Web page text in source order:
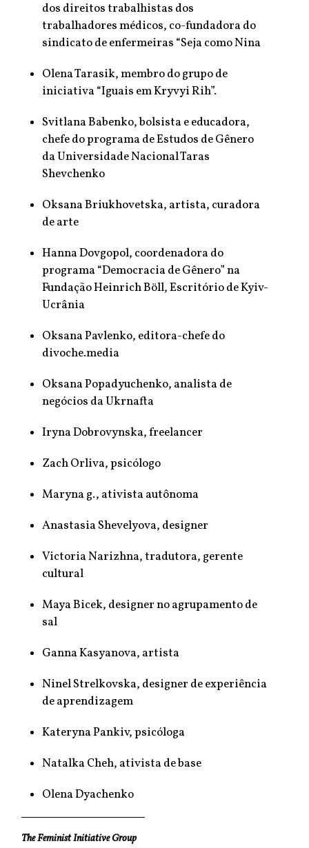
dos direitos trabalhistas dos
trabalhadores médicos, co-fundadora do
sindicato de enfermeiras “Seja como Nina
Olena Tarasik, membro do grupo de
iniciativa “Iguais em Kryvyi Rih”.
Svitlana Babenko, bolsista e educadora,
chefe do programa de Estudos de Gênero
da Universidade Nacional Taras
Shevchenko
Oksana Briukhovetska, artista, curadora
de arte
Hanna Dovgopol, coordenadora do
programa “Democracia de Gênero” na
Fundação Heinrich Böll, Escritório de Kyiv-
Ucrânia
Oksana Pavlenko, editora-chefe do
divoche.media
Oksana Popadyuchenko, analista de
negócios da Ukrnafta
Iryna Dobrovynska, freelancer
Zach Orliva, psicólogo
Maryna g., ativista autônoma
Anastasia Shevelyova, designer
Victoria Narizhna, tradutora, gerente
cultural
Maya Bicek, designer no agrupamento de
sal
Ganna Kasyanova, artista
Ninel Strelkovska, designer de experiência
de aprendizagem
Kateryna Pankiv, psicóloga
Natalka Cheh, ativista de base
Olena Dyachenko
The Feminist Initiative Group